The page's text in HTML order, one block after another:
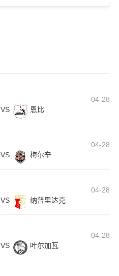
04-28
VS 恩比
04-28
VS 梅尔辛
04-28
VS 纳普里达克
04-28
VS 叶尔加瓦